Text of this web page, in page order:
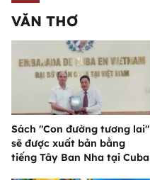
VĂN THƠ
Sách "Con đường tương lai"
sẽ được xuất bản bằng
tiếng Tây Ban Nha tại Cuba